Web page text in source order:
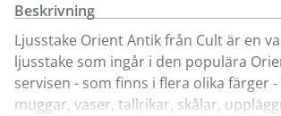
Beskrivning
Ljusstake Orient Antik från Cult är en
ljusstake som ingår i den populära
servisen - som finns i flera olika färger
muggar, vaser, tallrikar, skålar,